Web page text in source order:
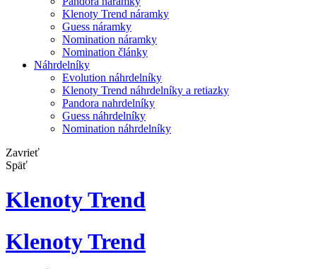
Klenoty Trend náramky
Guess náramky
Nomination náramky
Nomination články
Náhrdelníky
Evolution náhrdelníky
Klenoty Trend náhrdelníky a retiazky
Pandora nahrdelníky
Guess náhrdelníky
Nomination náhrdelníky
Zavrieť
Späť
Klenoty Trend
Klenoty Trend